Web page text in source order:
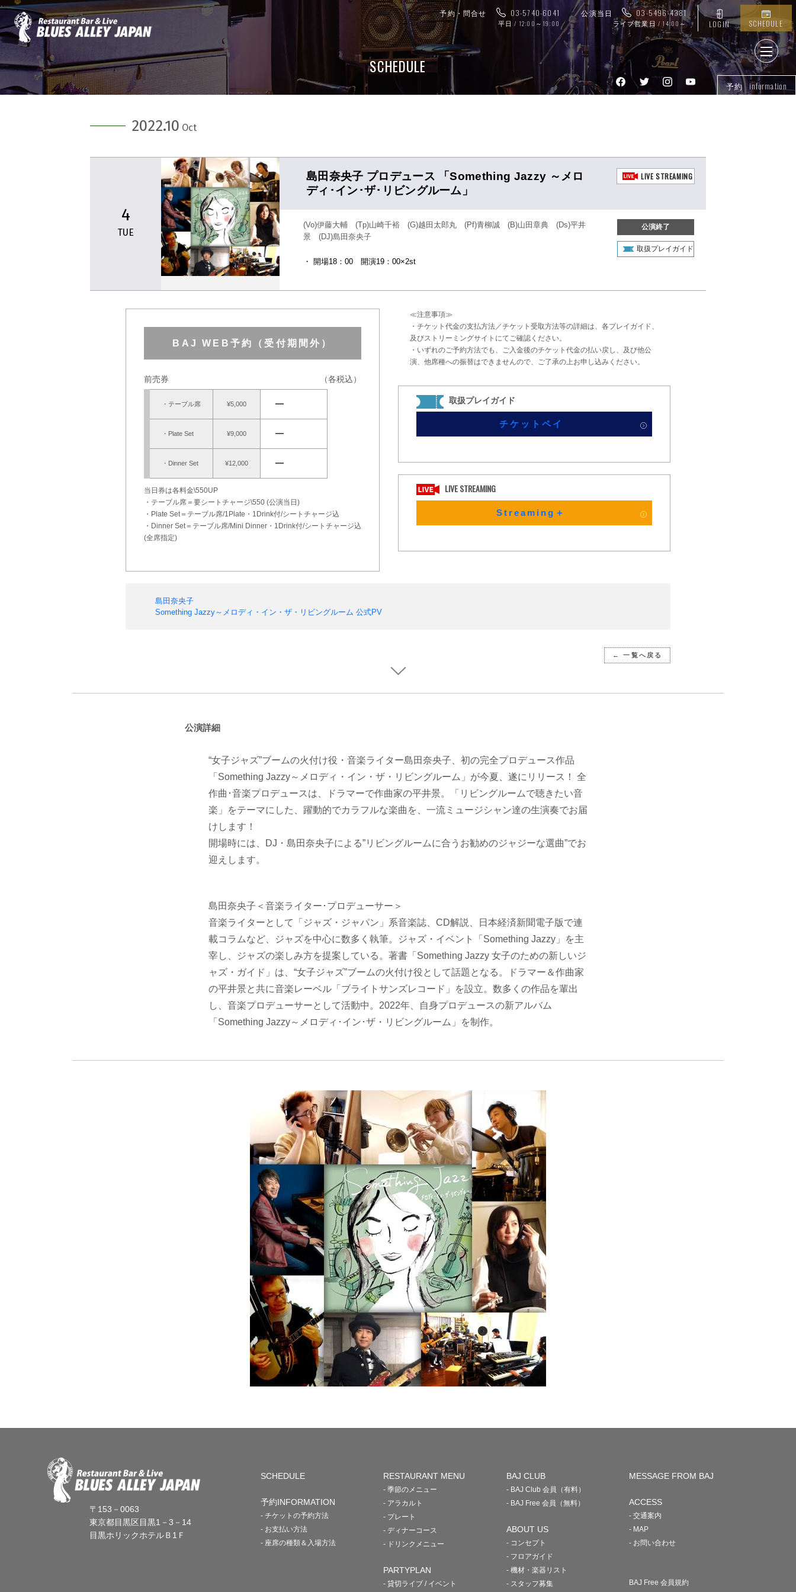
予約・問合せ 03-5740-6041
平日 / 12:00～19:00
公演当日 03-5496-4381
ライブ営業日 / 14:00～ LOGIN SCHEDULE
SCHEDULE
予約 information
2022.10 Oct
4
TUE
島田奈央子 プロデュース 「Something Jazzy ～メロ
ディ･イン･ザ･リビングルーム」
LIVE STREAMING
(Vo)伊藤大輔 (Tp)山崎千裕 (G)越田太郎丸 (Pf)青柳誠 (B)山田章典 (Ds)平井
景 (DJ)島田奈央子
・ 開場18：00 開演19：00×2st
公演終了
取扱プレイガイド
BAJ WEB予約（受付期間外）
前売券 （各税込）
・テーブル席 ¥5,000 remove
・Plate Set ¥9,000 remove
・Dinner Set ¥12,000 remove
当日券は各料金\550UP
・テーブル席＝要シートチャージ\550 (公演当日)
・Plate Set＝テーブル席/1Plate・1Drink付/シートチャージ込
・Dinner Set＝テーブル席/Mini Dinner・1Drink付/シートチャージ込
(全席指定)
≪注意事項≫
・チケット代金の支払方法／チケット受取方法等の詳細は、各プレイガイド、
及びストリーミングサイトにてご確認ください。
・いずれのご予約方法でも、ご入金後のチケット代金の払い戻し、及び他公
演、他席種への振替はできませんので、ご了承の上お申し込みください。
取扱プレイガイド
チケットペイ
LIVE STREAMING
Streaming＋
島田奈央子
Something Jazzy～メロディ・イン・ザ・リビングルーム 公式PV
← 一覧へ戻る
公演詳細
“女子ジャズ”ブームの火付け役・音楽ライター島田奈央子、初の完全プロデュース作品
「Something Jazzy～メロディ・イン・ザ・リビングルーム」が今夏、遂にリリース！ 全
作曲･音楽プロデュースは、ドラマーで作曲家の平井景。「リビングルームで聴きたい音
楽」をテーマにした、躍動的でカラフルな楽曲を、一流ミュージシャン達の生演奏でお届
けします！
開場時には、DJ・島田奈央子による”リビングルームに合うお勧めのジャジーな選曲”でお
迎えします。
島田奈央子＜音楽ライター･プロデューサー＞
音楽ライターとして「ジャズ・ジャパン」系音楽誌、CD解説、日本経済新聞電子版で連
載コラムなど、ジャズを中心に数多く執筆。ジャズ・イベント「Something Jazzy」を主
宰し、ジャズの楽しみ方を提案している。著書「Something Jazzy 女子のための新しいジ
ャズ・ガイド」は、“女子ジャズ”ブームの火付け役として話題となる。ドラマー＆作曲家
の平井景と共に音楽レーベル「ブライトサンズレコード」を設立。数多くの作品を輩出
し、音楽プロデューサーとして活動中。2022年、自身プロデュースの新アルバム
「Something Jazzy～メロディ･イン･ザ・リビングルーム」を制作。
〒153－0063
東京都目黒区目黒1－3－14
目黒ホリックホテルＢ1Ｆ
SCHEDULE
予約INFORMATION
- チケットの予約方法
- お支払い方法
- 座席の種類＆入場方法
RESTAURANT MENU
- 季節のメニュー
- アラカルト
- プレート
- ディナーコース
- ドリンクメニュー
PARTYPLAN
- 貸切ライブ / イベント
BAJ CLUB
- BAJ Club 会員（有料）
- BAJ Free 会員（無料）
ABOUT US
- コンセプト
- フロアガイド
- 機材・楽器リスト
- スタッフ募集
MESSAGE FROM BAJ
ACCESS
- 交通案内
- MAP
- お問い合わせ
BAJ Free 会員規約